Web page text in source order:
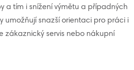
a tím i snížení výmětu a případných
umožňují snazší orientaci pro práci i
zákaznický servis nebo nákupní